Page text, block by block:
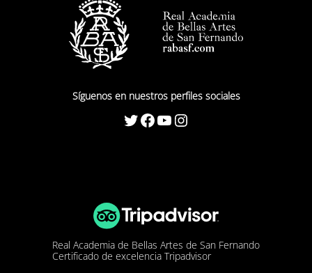
Síguenos en nuestros perfiles sociales
Twitter Facebook YouTube Instagram
Real Academia de Bellas Artes de San Fernando
Certificado de excelencia Tripadvisor